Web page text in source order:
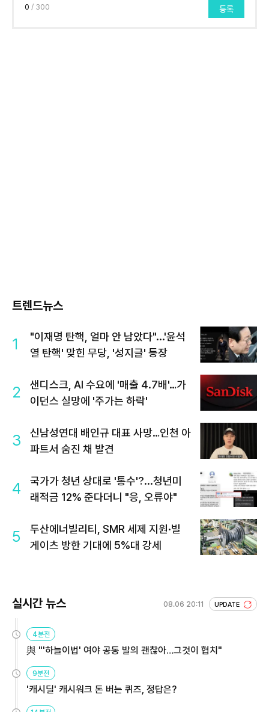
0 / 300 등록
트렌드뉴스
1
"이재명 탄핵, 얼마 안 남았다"...'윤석
열 탄핵' 맞힌 무당, '성지글' 등장
2
샌디스크, AI 수요에 '매출 4.7배'…가
이던스 실망에 '주가는 하락'
3
신남성연대 배인규 대표 사망…인천 아
파트서 숨진 채 발견
4
국가가 청년 상대로 '통수'?...청년미
래적금 12% 준다더니 "응, 오류야"
5
두산에너빌리티, SMR 세제 지원·빌
게이츠 방한 기대에 5%대 강세
실시간 뉴스 08.06 20:11 UPDATE
4분전
與 "'하늘이법' 여야 공동 발의 괜찮아…그것이 협치"
9분전
'캐시딜' 캐시워크 돈 버는 퀴즈, 정답은?